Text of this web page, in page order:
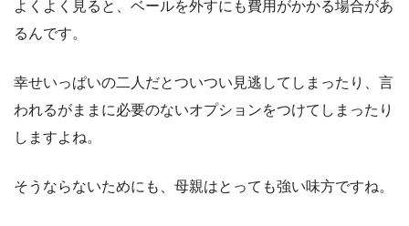
よくよく見ると、ベールを外すにも費用がかかる場合があ
るんです。
幸せいっぱいの二人だとついつい見逃してしまったり、言
われるがままに必要のないオプションをつけてしまったり
しますよね。
そうならないためにも、母親はとっても強い味方ですね。